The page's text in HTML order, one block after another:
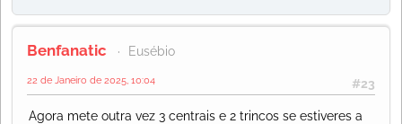
Benfanatic Eusébio
#23
22 de Janeiro de 2025, 10:04
Agora mete outra vez 3 centrais e 2 trincos se estiveres a